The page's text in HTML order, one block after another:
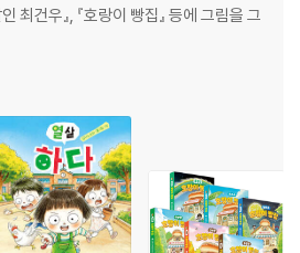
최건우』, 『호랑이 빵집』 등에 그림을 그